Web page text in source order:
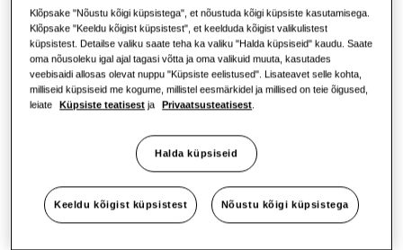
Kontor
Jätkusuutlikkus
One Samsung
SmartThings Pro
Klõpsake "Nõustu kõigi küpsistega", et nõustuda kõigi küpsiste kasutamisega.
Klõpsake "Keeldu kõigist küpsistest", et keelduda kõigist valikulistest
küpsistest. Detailse valiku saate teha ka valiku "Halda küpsiseid" kaudu. Saate
oma nõusoleku igal ajal tagasi võtta ja oma valikuid muuta, kasutades
veebisaidi allosas olevat nuppu "Küpsiste eelistused". Lisateavet selle kohta,
milliseid küpsiseid me kogume, millistel eesmärkidel ja millised on teie õigused,
leiate
Küpsiste teatisest ja Privaatsusteatisest
Halda küpsiseid
Keeldu kõigist küpsistest Nõustu kõigi küpsistega